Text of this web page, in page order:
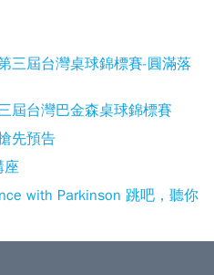
三屆台灣桌球錦標賽-圓滿落
屆台灣巴金森桌球錦標賽
先預告
座
with Parkinson 跳吧，聽你